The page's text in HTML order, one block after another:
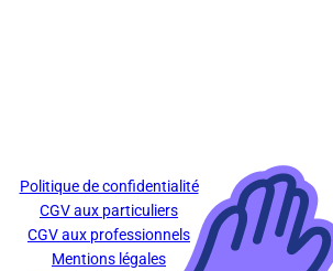
Politique de confidentialité
CGV aux particuliers
CGV aux professionnels
Mentions légales